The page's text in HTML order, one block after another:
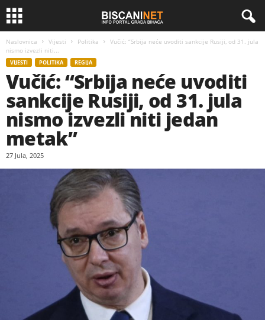
Naslovnica Vijesti Politika
Vučić: “Srbija neće uvoditi sankcije Rusiji, od 31. jula
nismo izvezli niti...
VIJESTI POLITIKA REGIJA
Vučić: “Srbija neće uvoditi
sankcije Rusiji, od 31. jula
nismo izvezli niti jedan
metak”
27 Jula, 2025